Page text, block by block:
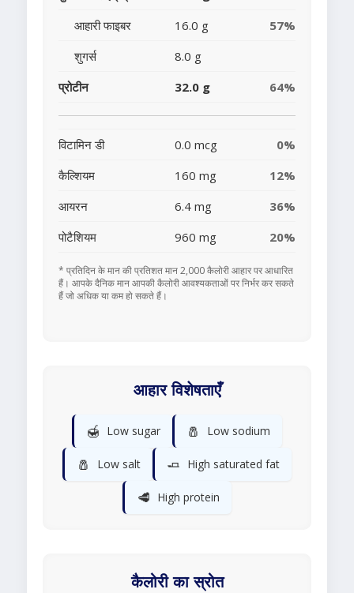
आहारी फाइबर
16.0 g
57%
शुगर्स
8.0 g
प्रोटीन
32.0 g 64%
विटामिन डी 0.0 mcg
0%
कैल्शियम
160 mg
12%
आयरन
6.4 mg
36%
पोटैशियम
960 mg 20%
* प्रतिदिन के मान की प्रतिशत मान 2,000 कैलोरी आहार पर आधारित
हैं। आपके दैनिक मान आपकी कैलोरी आवश्यकताओं पर निर्भर कर सकते
हैं जो अधिक या कम हो सकते हैं।
आहार विशेषताएँ
🍯 Low sugar 🧂 Low sodium
🧂 Low salt 🧈 High saturated fat
🥩 High protein
कैलोरी का स्रोत